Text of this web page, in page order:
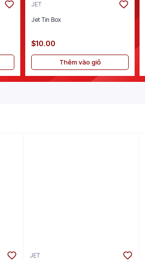
JET
Jet Tin Box
$10.00
Thêm vào giỏ
JET